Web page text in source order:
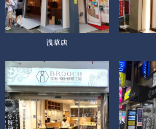
浅草店